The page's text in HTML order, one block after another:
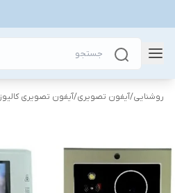
روشنایی/آیفون تصویری/آیفون تصویری کالیوز